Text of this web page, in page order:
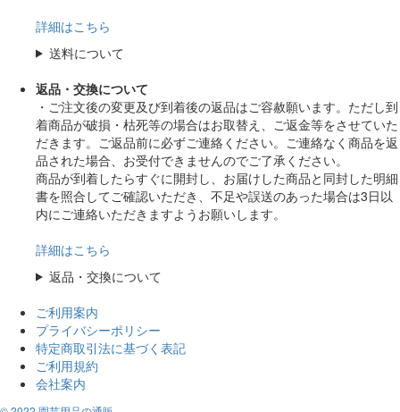
詳細はこちら
送料について
返品・交換について
・ご注文後の変更及び到着後の返品はご容赦願います。ただし到
着商品が破損・枯死等の場合はお取替え、ご返金等をさせていた
だきます。ご返品前に必ずご連絡ください。ご連絡なく商品を返
品された場合、お受付できませんのでご了承ください。
商品が到着したらすぐに開封し、お届けした商品と同封した明細
書を照合してご確認いただき、不足や誤送のあった場合は3日以
内にご連絡いただきますようお願いします。
詳細はこちら
返品・交換について
ご利用案内
プライバシーポリシー
特定商取引法に基づく表記
ご利用規約
会社案内